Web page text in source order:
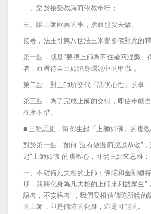
二、樂於接受教誨而依教奉行；
三、讓上師歡喜的事，捨命也要去做。
接著，法王引第八世法王米覺多傑對此的釋
第一點，就是“要視上師為不住輪回涅槃、
者，而看待自己如陷身爛泥中的甲蟲”。
第二點，對上師所交代「調伏心性」的事，
第三點，為了完成上師的交付，即使奉獻
在所不惜。
■ 三種思維，幫你生起「上師如佛」的虔
對於第一點，如何“沒有傲慢而虔誠恭敬”
起“上師如佛”的虔敬心，可從三點來思維：
一、不輕侮凡夫相的上師：佛陀和金剛總
期，我將化身為凡夫相的上師來利益眾生”
語者，不妄語者”，我們要相信佛陀所說的
的上師，即是佛陀的化身，這是可能的。